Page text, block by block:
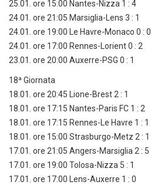
25.01. ore 15:00 Nantes-Nizza 1 : 4
24.01. ore 21:05 Marsiglia-Lens 3 : 1
24.01. ore 19:00 Le Havre-Monaco 0 : 0
24.01. ore 17:00 Rennes-Lorient 0 : 2
23.01. ore 20:00 Auxerre-PSG 0 : 1
18ª Giornata
18.01. ore 20:45 Lione-Brest 2 : 1
18.01. ore 17:15 Nantes-Paris FC 1 : 2
18.01. ore 17:15 Rennes-Le Havre 1 : 1
18.01. ore 15:00 Strasburgo-Metz 2 : 1
17.01. ore 21:05 Angers-Marsiglia 2 : 5
17.01. ore 19:00 Tolosa-Nizza 5 : 1
17.01. ore 17:00 Lens-Auxerre 1 : 0